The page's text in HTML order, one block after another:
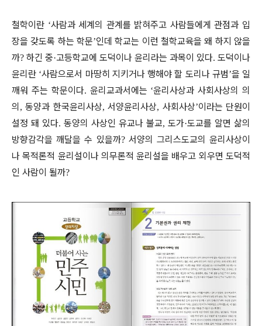
철학이란 ‘사람과 세계의 관계를 밝혀주고 사람들에게 관점과 입
장을 갖도록 하는 학문’인데 학교는 이런 철학교육을 왜 하지 않을
까? 하긴 중·고등학교에 도덕이나 윤리라는 과목이 있다. 도덕이나
윤리란 ‘사람으로서 마땅히 지키거나 행해야 할 도리나 규범’을 일
깨워 주는 학문이다. 윤리교과서에는 ‘윤리사상과 사회사상의 의
의 ,동양과 한국윤리사상,서양윤리사상, 사회사상’이라는 단원이
설정 돼 있다. 동양의 사상인 유교나 불교, 도가·도교를 알면 삶의
방향감각을 깨달을 수 있을까? 서양의 그리스도교의 윤리사상이
나 목적론적 윤리설이나 의무론적 윤리설을 배우고 외우면 도덕적
인 사람이 될까?